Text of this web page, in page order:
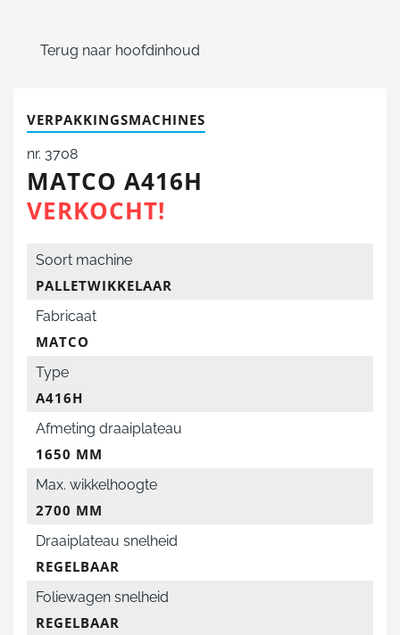
Terug naar hoofdinhoud
VERPAKKINGSMACHINES
nr. 3708
MATCO A416H
VERKOCHT!
Soort machine
PALLETWIKKELAAR
Fabricaat
MATCO
Type
A416H
Afmeting draaiplateau
1650 MM
Max. wikkelhoogte
2700 MM
Draaiplateau snelheid
REGELBAAR
Foliewagen snelheid
REGELBAAR